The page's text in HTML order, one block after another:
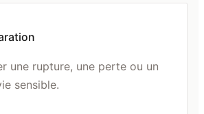
une rupture, une perte ou un
sensible.